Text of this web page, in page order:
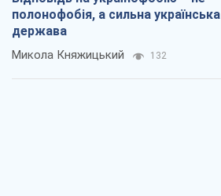
полонофобія, а сильна українська
держава
Микола Княжицький 132